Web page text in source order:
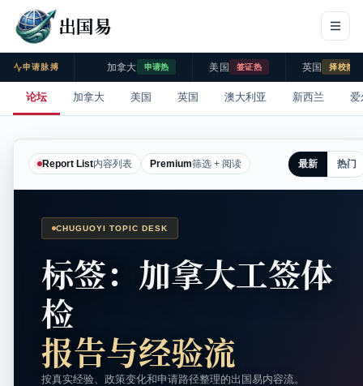
出国易
申请脉搏 加拿大 申请热 美国 签证热 英国 择校热
论坛 加拿大 美国 英国 澳大利亚 新西兰 爱
Report List内容列表 Premium筛选 + 阅读 最新 热门
CHUGUOYI TOPIC DESK
标签：加拿大工签体
检
报告与经验流
按真实经验、政策变化和申请路径整理的出国易内容流。